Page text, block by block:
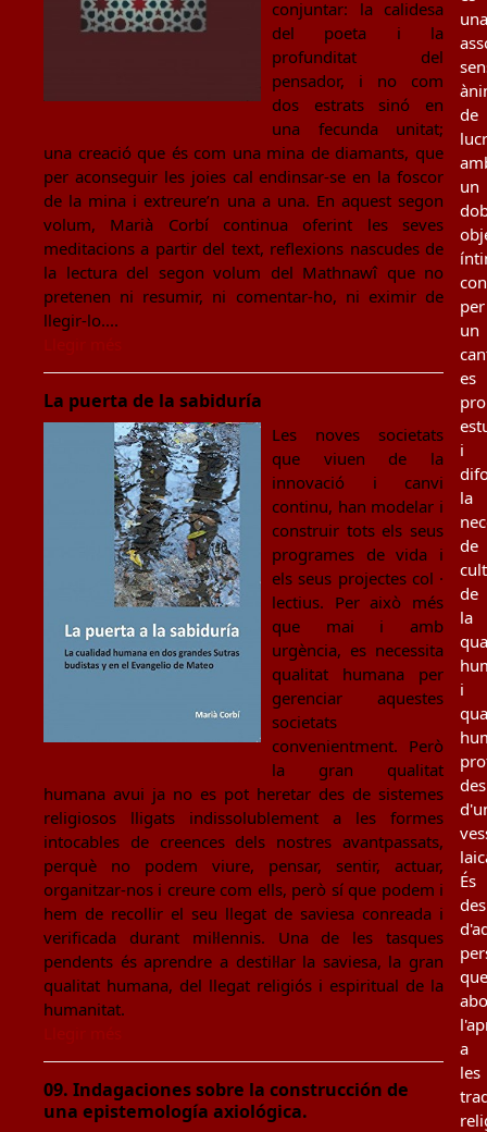
conjuntar: la calidesa
del poeta i la
profunditat del
pensador, i no com
dos estrats sinó en
una fecunda unitat;
una creació que és com una mina de diamants, que
per aconseguir les joies cal endinsar-se en la foscor
de la mina i extreure’n una a una. En aquest segon
volum, Marià Corbí continua oferint les seves
meditacions a partir del text, reflexions nascudes de
la lectura del segon volum del Mathnawî que no
pretenen ni resumir, ni comentar-ho, ni eximir de
llegir-lo....
La puerta de la sabiduría
Les noves societats
que viuen de la
innovació i canvi
continu, han modelar i
construir tots els seus
programes de vida i
els seus projectes col ·
lectius. Per això més
que mai i amb
urgència, es necessita
qualitat humana per
gerenciar aquestes
societats
convenientment. Però
la gran qualitat
humana avui ja no es pot heretar des de sistemes
religiosos lligats indissolublement a les formes
intocables de creences dels nostres avantpassats,
perquè no podem viure, pensar, sentir, actuar,
organitzar-nos i creure com ells, però sí que podem i
hem de recollir el seu llegat de saviesa conreada i
verificada durant mil·lennis. Una de les tasques
pendents és aprendre a destil·lar la saviesa, la gran
qualitat humana, del llegat religiós i espiritual de la
humanitat.
09. Indagaciones sobre la construcción de
una epistemología axiológica.
una
de
un
per
un
es
i
la
de
de
la
i
des
És
des
que
a
les